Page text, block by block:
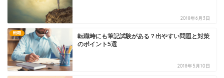
2018年6月3日
転職
転職時にも筆記試験がある？出やすい問題と対策
のポイント5選
2018年5月10日